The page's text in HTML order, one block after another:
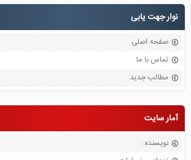
نوار جهت یابی
صفحه اصلی
تماس با ما
مطالب جدید
آمار سایت
نویسنده :